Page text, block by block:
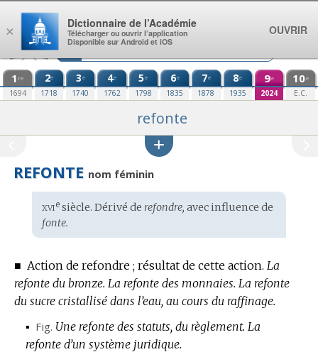
Aller au contenu
1 re
1694
2e
1718
3e
1740
4e
1762
5e
1798
6e
1835
7e
1878
8e
1935
9e
2024
10e
E.C.
refonte
REFONTE nom féminin
Étymologie
:
xviesiècle. Dérivé de refondre, avec influence de
fonte.
■ Action de refondre ; résultat de cette action. La
refonte du bronze. La refonte des monnaies. La refonte
du sucre cristallisé dans l’eau, au cours du raffinage.
▪ Fig. Une refonte des statuts, du règlement. La
refonte d’un système juridique.
×
Dictionnaire de l’Académie
Télécharger ou ouvrir l’application
Disponible sur Android et iOS
OUVRIR